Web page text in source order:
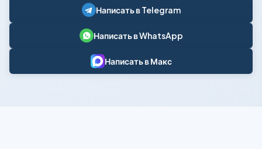
Написать в Telegram
Написать в WhatsApp
Написать в Макс